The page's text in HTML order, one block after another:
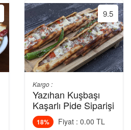
9.5
Kargo :
Yazıhan Kuşbaşı
Kaşarlı Pide Siparişi
18% Fiyat : 0.00 TL